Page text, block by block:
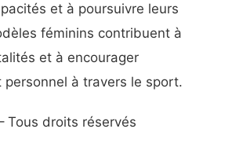
et à poursuivre leurs
féminins contribuent à
et à encourager
personnel à travers le sport.
Tous droits réservés